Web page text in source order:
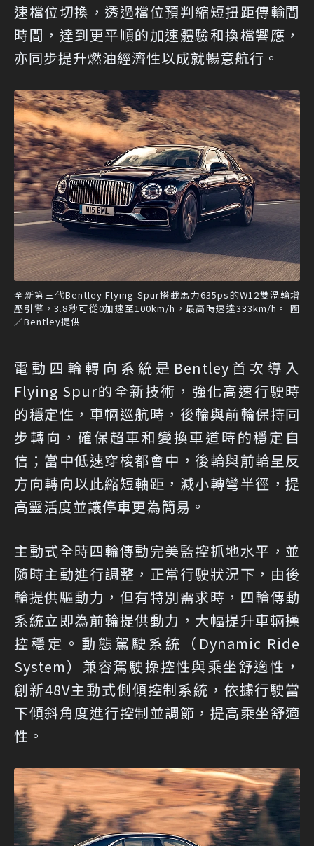
速檔位切換，透過檔位預判縮短扭距傳輸間
時間，達到更平順的加速體驗和換檔響應，
亦同步提升燃油經濟性以成就暢意航行。
全新第三代Bentley Flying Spur搭載馬力635ps的W12雙渦輪增
壓引擎，3.8秒可從0加速至100km/h，最高時速達333km/h。 圖
／Bentley提供
電動四輪轉向系統是Bentley首次導入
Flying Spur的全新技術，強化高速行駛時
的穩定性，車輛巡航時，後輪與前輪保持同
步轉向，確保超車和變換車道時的穩定自
信；當中低速穿梭都會中，後輪與前輪呈反
方向轉向以此縮短軸距，減小轉彎半徑，提
高靈活度並讓停車更為簡易。
主動式全時四輪傳動完美監控抓地水平，並
隨時主動進行調整，正常行駛狀況下，由後
輪提供驅動力，但有特別需求時，四輪傳動
系統立即為前輪提供動力，大幅提升車輛操
控穩定。動態駕駛系統（Dynamic Ride
System）兼容駕駛操控性與乘坐舒適性，
創新48V主動式側傾控制系統，依據行駛當
下傾斜角度進行控制並調節，提高乘坐舒適
性。